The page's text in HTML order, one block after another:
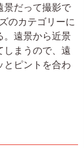
だって撮影で
のカテゴリーに
。遠景から近景
しまうので、遠
とピントを合わ